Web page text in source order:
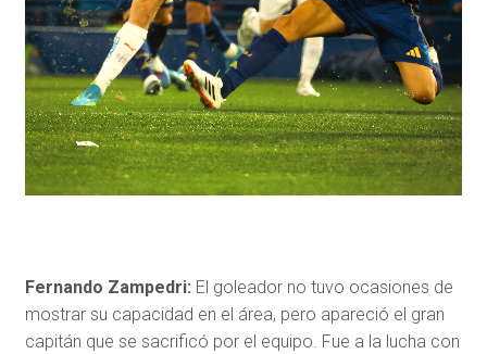
Fernando Zampedri: El goleador no tuvo ocasiones de
mostrar su capacidad en el área, pero apareció el gran
capitán que se sacrificó por el equipo. Fue a la lucha con